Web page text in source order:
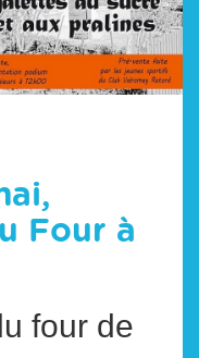
Four à
four de